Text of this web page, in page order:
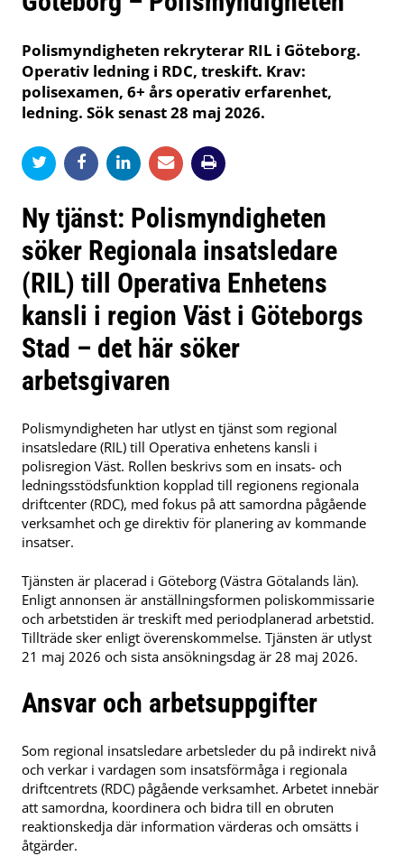
Polismyndigheten rekryterar RIL i Göteborg.
Operativ ledning i RDC, treskift. Krav:
polisexamen, 6+ års operativ erfarenhet,
ledning. Sök senast 28 maj 2026.
Ny tjänst: Polismyndigheten
söker Regionala insatsledare
(RIL) till Operativa Enhetens
kansli i region Väst i Göteborgs
Stad – det här söker
arbetsgivaren
Polismyndigheten har utlyst en tjänst som regional
insatsledare (RIL) till Operativa enhetens kansli i
polisregion Väst. Rollen beskrivs som en insats- och
ledningsstödsfunktion kopplad till regionens regionala
driftcenter (RDC), med fokus på att samordna pågående
verksamhet och ge direktiv för planering av kommande
insatser.
Tjänsten är placerad i Göteborg (Västra Götalands län).
Enligt annonsen är anställningsformen poliskommissarie
och arbetstiden är treskift med periodplanerad arbetstid.
Tillträde sker enligt överenskommelse. Tjänsten är utlyst
21 maj 2026 och sista ansökningsdag är 28 maj 2026.
Ansvar och arbetsuppgifter
Som regional insatsledare arbetsleder du på indirekt nivå
och verkar i vardagen som insatsförmåga i regionala
driftcentrets (RDC) pågående verksamhet. Arbetet innebär
att samordna, koordinera och bidra till en obruten
reaktionskedja där information värderas och omsätts i
åtgärder.